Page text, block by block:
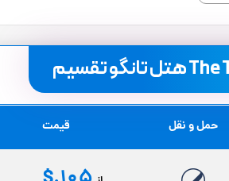
حمل و نقل قیمت